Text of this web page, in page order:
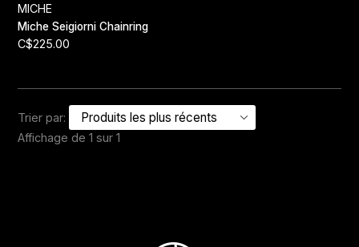
MICHE
Miche Seigiorni Chainring
C$225.00
Trier par:
Affichage de 1 sur 1